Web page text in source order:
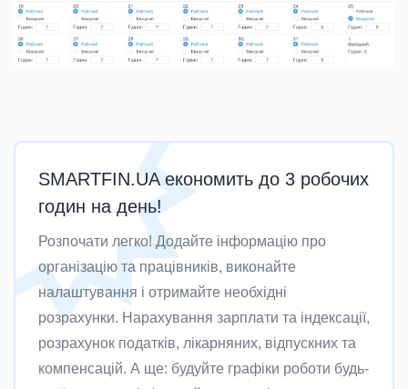
SMARTFIN.UA економить до 3 робочих
годин на день!
Розпочати легко! Додайте інформацію про
організацію та працівників, виконайте
налаштування і отримайте необхідні
розрахунки. Нарахування зарплати та індексації,
розрахунок податків, лікарняних, відпускних та
компенсацій. А ще: будуйте графіки роботи будь-